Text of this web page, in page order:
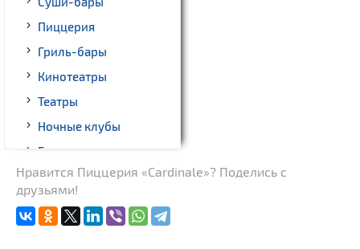
Пиццерия
Гриль-бары
Кинотеатры
Театры
Ночные клубы
Боулинг
Бильярд
Торговые центры,
Нравится Пиццерия «Cardinale»? Поделись с
друзьями!